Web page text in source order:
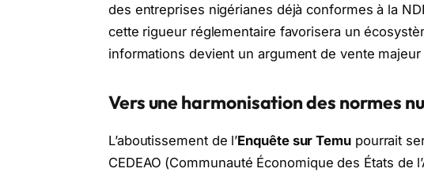
des entreprises nigérianes déjà conformes à la
cette rigueur réglementaire favorisera un
informations devient un argument de vente
Vers une harmonisation des normes
L’aboutissement de l’Enquête sur Temupourrait
CEDEAO (Communauté Économique des États de